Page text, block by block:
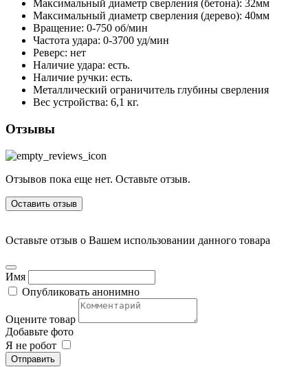
Максимальный диаметр сверления (бетона): 32мм
Максимальный диаметр сверления (дерево): 40мм
Вращение: 0-750 об/мин
Частота удара: 0-3700 уд/мин
Реверс: нет
Наличие удара: есть.
Наличие ручки: есть.
Металлический ограничитель глубины сверления
Вес устройства: 6,1 кг.
Отзывы
Отзывов пока еще нет. Оставьте отзыв.
Оставить отзыв
Оставьте отзыв о Вашем использовании данного товара
Имя
Опубликовать анонимно
Оцените товар
Добавьте фото
Я не робот
Отправить